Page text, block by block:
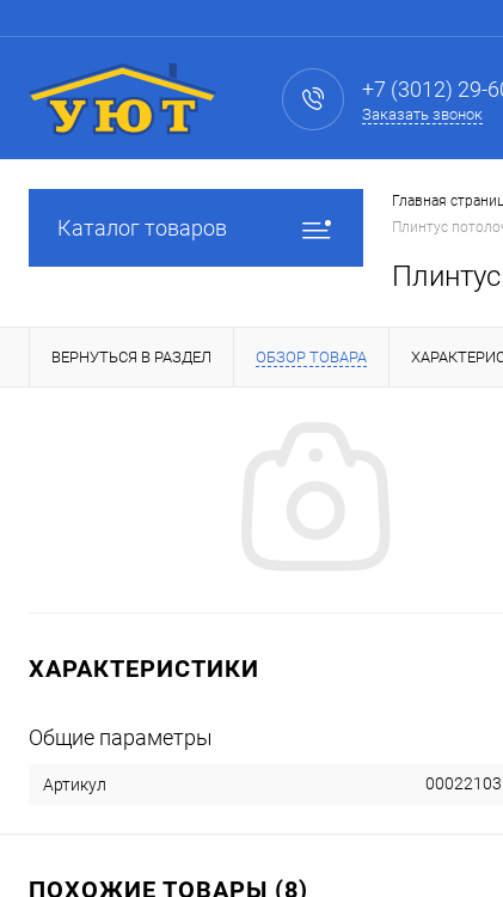
+7 (3012) 29-
Заказать звонок
Каталог товаров
Главная
Плинтус
ВЕРНУТЬСЯ В РАЗДЕЛ ОБЗОР ТОВАРА
ХАРАКТЕРИСТИКИ
Общие параметры
Артикул 00022103
ПОХОЖИЕ ТОВАРЫ (8)